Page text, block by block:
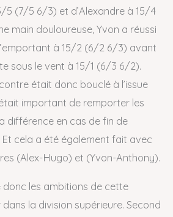
5 (7/5 6/3) et d’Alexandre à 15/4
main douloureuse, Yvon a réussi
à 15/2 (6/2 6/3) avant
sous le vent à 15/1 (6/3 6/2).
était donc bouclé à l’issue
important de remporter les
différence en cas de fin de
cela a été également fait avec
(Alex-Hugo) et (Yvon-Anthony).
donc les ambitions de cette
la division supérieure. Second